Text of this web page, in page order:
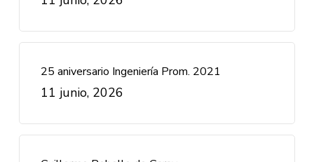
25 aniversario Ingeniería Prom. 2021
11 junio, 2026